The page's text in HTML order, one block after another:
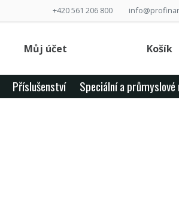
+420 561 206 800
Můj účet Košík
Příslušenství Speciální a průmyslové